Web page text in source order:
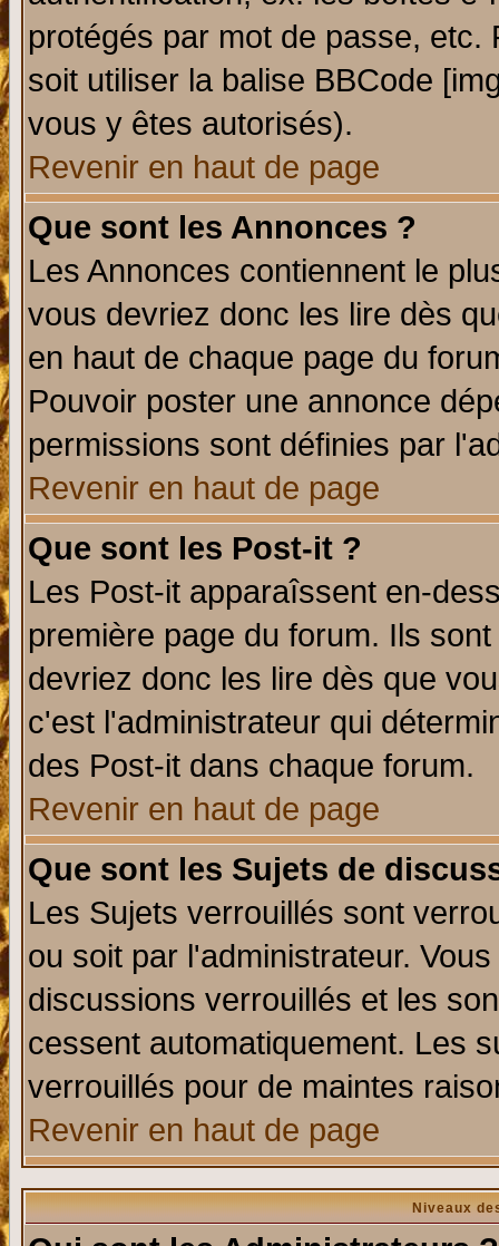
protégés par mot de passe,
soit utiliser la balise BBCode
vous y êtes autorisés).
Revenir en haut de page
Que sont les Annonces ?
Les Annonces contiennent le
vous devriez donc les lire dès
en haut de chaque page du
Pouvoir poster une annonce
permissions sont définies par
Revenir en haut de page
Que sont les Post-it ?
Les Post-it apparaîssent en-
première page du forum. Ils
devriez donc les lire dès que
c'est l'administrateur qui
des Post-it dans chaque forum.
Revenir en haut de page
Que sont les Sujets de
Les Sujets verrouillés sont
ou soit par l'administrateur.
discussions verrouillés et les
cessent automatiquement. Les
verrouillés pour de maintes
Revenir en haut de page
Niveaux